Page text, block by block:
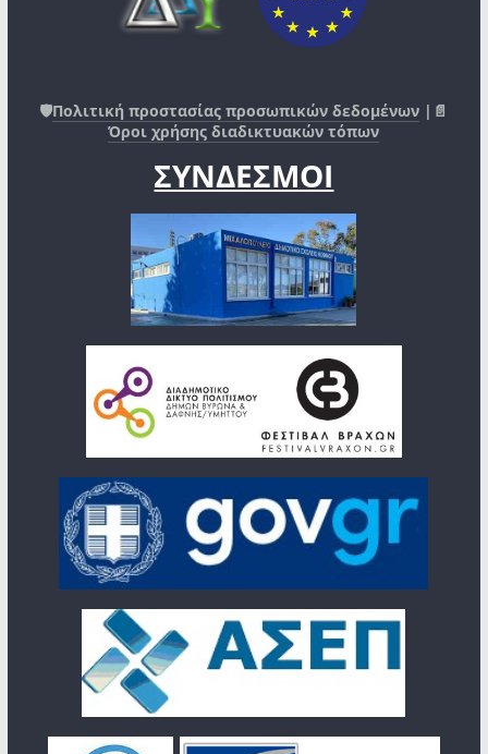
🛡️Πολιτική προστασίας προσωπικών δεδομένων |📄
Όροι χρήσης διαδικτυακών τόπων
ΣΥΝΔΕΣΜΟΙ